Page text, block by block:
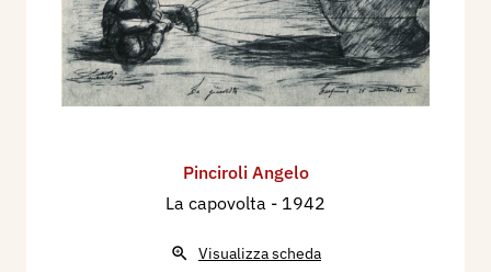
Pinciroli Angelo
La capovolta - 1942
Visualizza scheda